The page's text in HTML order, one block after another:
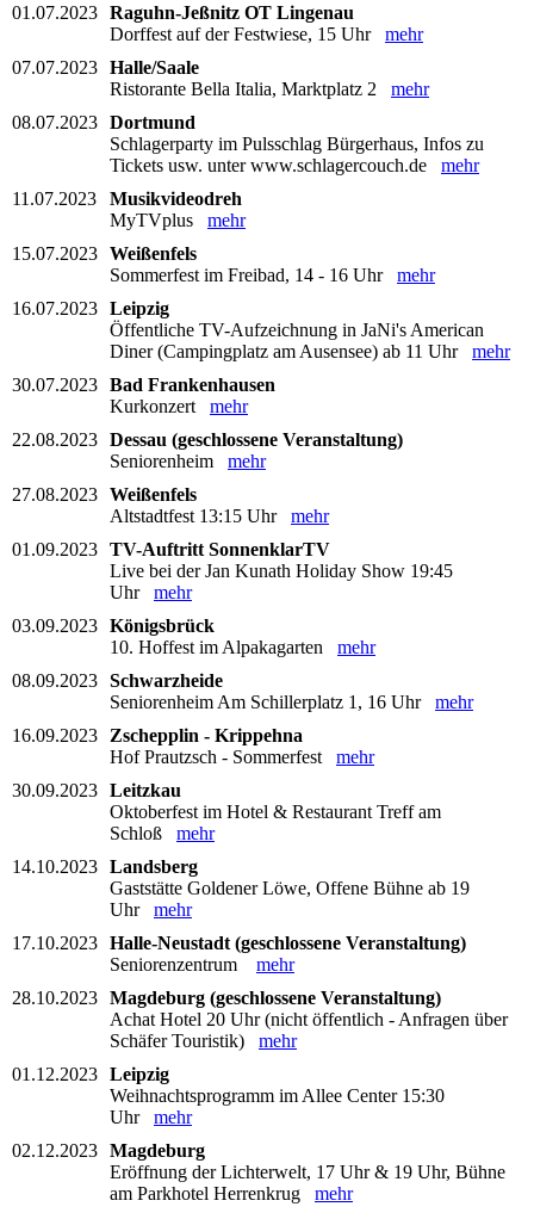
01.07.2023 Raguhn-Jeßnitz OT Lingenau
Dorffest auf der Festwiese, 15 Uhr mehr
07.07.2023 Halle/Saale
Ristorante Bella Italia, Marktplatz 2 mehr
08.07.2023 Dortmund
Schlagerparty im Pulsschlag Bürgerhaus, Infos zu
Tickets usw. unter www.schlagercouch.de mehr
11.07.2023
Musikvideodreh
MyTVplus mehr
15.07.2023 Weißenfels
Sommerfest im Freibad, 14 - 16 Uhr mehr
16.07.2023 Leipzig
Öffentliche TV-Aufzeichnung in JaNi's American
Diner (Campingplatz am Ausensee) ab 11 Uhr mehr
30.07.2023 Bad Frankenhausen
Kurkonzert mehr
22.08.2023 Dessau (geschlossene Veranstaltung)
Seniorenheim mehr
27.08.2023 Weißenfels
Altstadtfest 13:15 Uhr mehr
01.09.2023 TV-Auftritt SonnenklarTV
Live bei der Jan Kunath Holiday Show 19:45
Uhr mehr
03.09.2023 Königsbrück
10. Hoffest im Alpakagarten mehr
08.09.2023 Schwarzheide
Seniorenheim Am Schillerplatz 1, 16 Uhr mehr
16.09.2023
Zschepplin - Krippehna
Hof Prautzsch - Sommerfest mehr
30.09.2023 Leitzkau
Oktoberfest im Hotel & Restaurant Treff am
Schloß mehr
14.10.2023 Landsberg
Gaststätte Goldener Löwe, Offene Bühne ab 19
Uhr mehr
17.10.2023 Halle-Neustadt (geschlossene Veranstaltung)
Seniorenzentrum mehr
28.10.2023 Magdeburg (geschlossene Veranstaltung)
Achat Hotel 20 Uhr (nicht öffentlich - Anfragen über
Schäfer Touristik) mehr
01.12.2023 Leipzig
Weihnachtsprogramm im Allee Center 15:30
Uhr mehr
02.12.2023 Magdeburg
Eröffnung der Lichterwelt, 17 Uhr & 19 Uhr, Bühne
am Parkhotel Herrenkrug mehr